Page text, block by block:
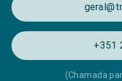
+351
(Chamada